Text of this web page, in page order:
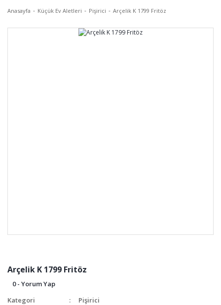
Anasayfa Küçük Ev Aletleri Pişirici Arçelik K 1799 Fritöz
Arçelik K 1799 Fritöz
0 - Yorum Yap
Kategori
Pişirici